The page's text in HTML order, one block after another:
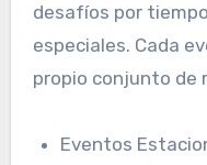
desafíos por
especiales. Cada
propio conjunto de
Eventos